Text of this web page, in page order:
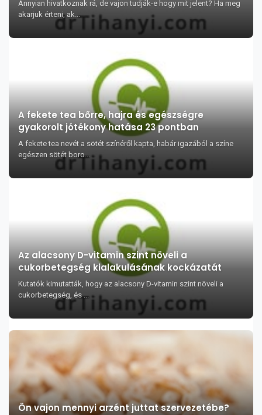
Annyian hivatkoznak rá, de vajon tudják-e hogy mit jelent? Ha meg
akarjuk érteni, ak...
A fekete tea bőrre, hajra és egészségre
gyakorolt jótékony hatása 23 pontban
A fekete tea nevét a sötét színéről kapta, habár igazából a színe
egészen sötét boro...
Az alacsony D-vitamin szint növeli a
cukorbetegség kialakulásának kockázatát
Kutatók kimutatták, hogy az alacsony D-vitamin szint növeli a
cukorbetegség, és ...
Ön vajon mennyi arzént juttat szervezetébe?